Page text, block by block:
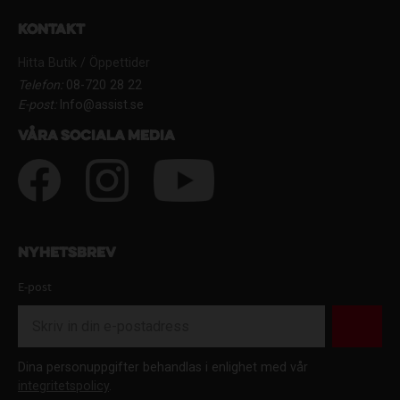
Kontakt
Hitta Butik / Öppettider
Telefon:08-720 28 22
E-post:Info@assist.se
Våra sociala media
Nyhetsbrev
E-post
Dina personuppgifter behandlas i enlighet med vår
integritetspolicy.